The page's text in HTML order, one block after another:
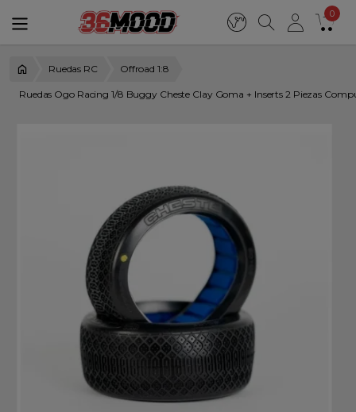
0
Ruedas RC Offroad 1:8
Ruedas Ogo Racing 1/8 Buggy Cheste Clay Goma + Inserts 2 Piezas